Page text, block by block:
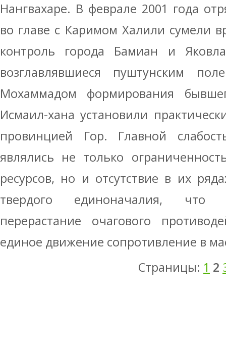
Нангвахаре. В феврале 2001 года
во главе с Каримом Халили сумели
контроль города Бамиан и
возглавлявшиеся пуштунским
Мохаммадом формирования
Исмаил-хана установили
провинцией Гор. Главной
являлись не только
ресурсов, но и отсутствие в их
твердого единоначалия, что
перерастание очагового
единое движение сопротивление в
Страницы: 1 2